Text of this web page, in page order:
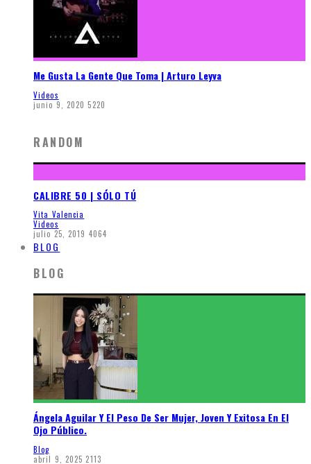
Me Gusta La Gente Que Toma | Arturo Leyva
Videos
junio 9, 2020 5220
RANDOM
CALIBRE 50 | SÓLO TÚ
Vita Valencia
Videos
julio 25, 2019 4064
BLOG
BLOG
Ángela Aguilar Y El Peso De Ser Mujer, Joven Y Exitosa En El
Ojo Público.
Blog
abril 9, 2025 2113